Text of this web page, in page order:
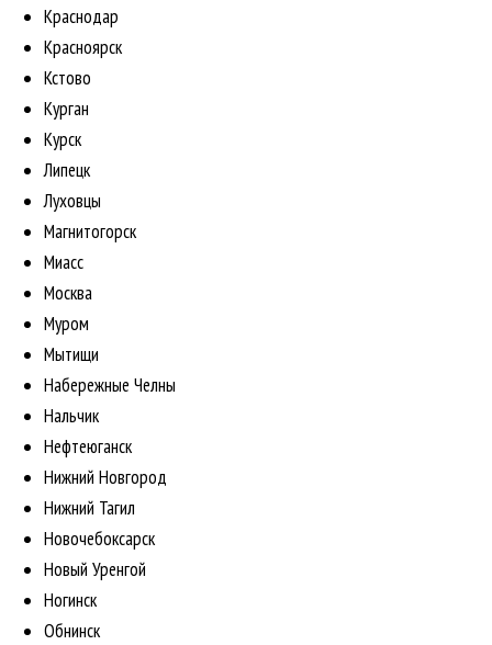
Краснодар
Красноярск
Кстово
Курган
Курск
Липецк
Луховцы
Магнитогорск
Миасс
Москва
Муром
Мытищи
Набережные Челны
Нальчик
Нефтеюганск
Нижний Новгород
Нижний Тагил
Новочебоксарск
Новый Уренгой
Ногинск
Обнинск